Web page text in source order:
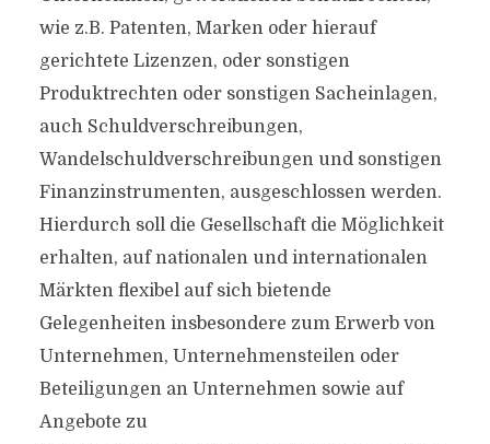
wie z.B. Patenten, Marken oder hierauf
gerichtete Lizenzen, oder sonstigen
Produktrechten oder sonstigen Sacheinlagen,
auch Schuldverschreibungen,
Wandelschuldverschreibungen und sonstigen
Finanzinstrumenten, ausgeschlossen werden.
Hierdurch soll die Gesellschaft die Möglichkeit
erhalten, auf nationalen und internationalen
Märkten flexibel auf sich bietende
Gelegenheiten insbesondere zum Erwerb von
Unternehmen, Unternehmensteilen oder
Beteiligungen an Unternehmen sowie auf
Angebote zu